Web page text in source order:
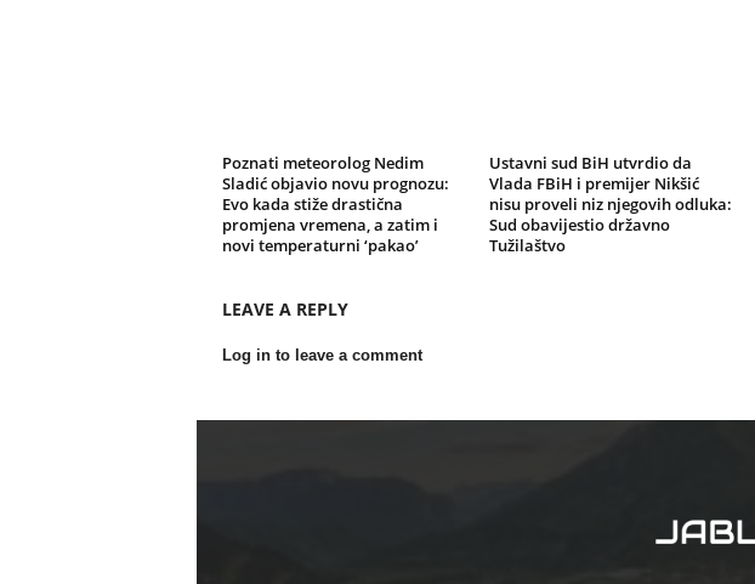
Poznati meteorolog Nedim
Sladić objavio novu prognozu:
Evo kada stiže drastična
promjena vremena, a zatim i
novi temperaturni ‘pakao’
Ustavni sud BiH utvrdio da
Vlada FBiH i premijer Nikšić
nisu proveli niz njegovih odluka:
Sud obavijestio državno
Tužilaštvo
LEAVE A REPLY
Log in to leave a comment